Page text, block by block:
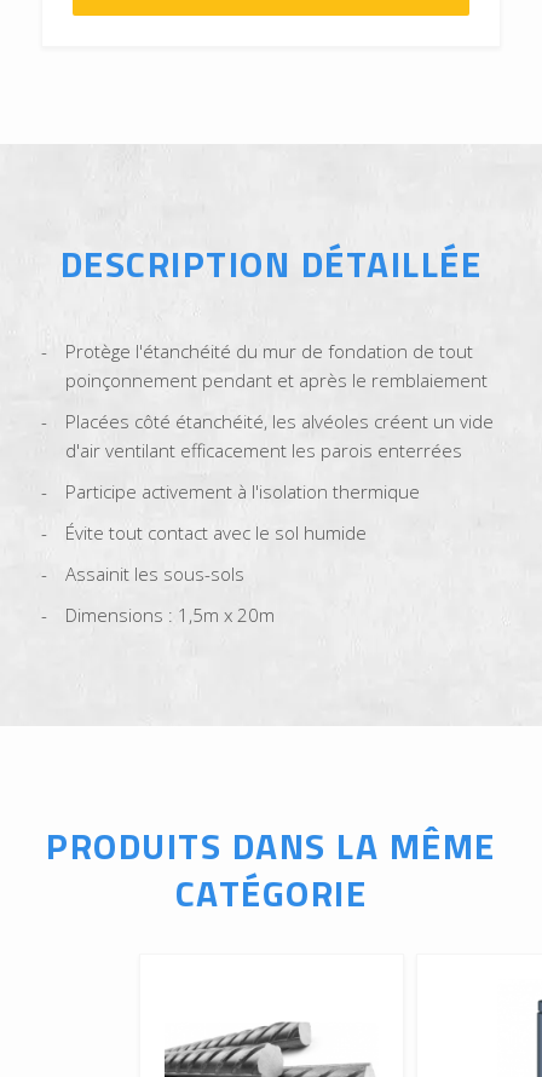
DESCRIPTION DÉTAILLÉE
Protège l'étanchéité du mur de fondation de tout
poinçonnement pendant et après le remblaiement
Placées côté étanchéité, les alvéoles créent un vide
d'air ventilant efficacement les parois enterrées
Participe activement à l'isolation thermique
Évite tout contact avec le sol humide
Assainit les sous-sols
Dimensions : 1,5m x 20m
PRODUITS DANS LA MÊME
CATÉGORIE